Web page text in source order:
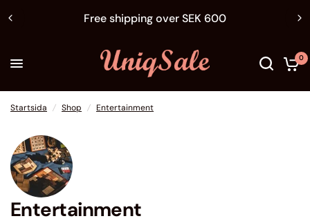
Free shipping over SEK 600
0
Startsida / Shop / Entertainment
Entertainment